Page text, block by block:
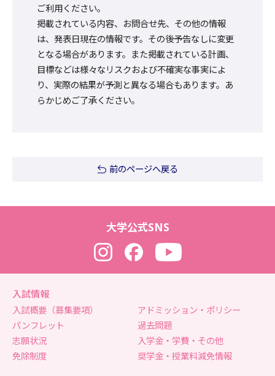
ご利用ください。
掲載されている内容、お問合せ先、その他の情報
は、発表日現在の情報です。その後予告なしに変更
となる場合があります。また掲載されている計画、
目標などは様々なリスクおよび不確実な事実によ
り、実際の結果が予測と異なる場合もあります。あ
らかじめご了承ください。
前のページへ戻る
大学公式SNS
InstagramFacebookYouTube
入試情報
入試概要（募集要項）
アドミッション・ポリシー
パンフレット
過去問題
志願状況
入学金・学費・その他
免除制度
奨学金・授業料減免情報